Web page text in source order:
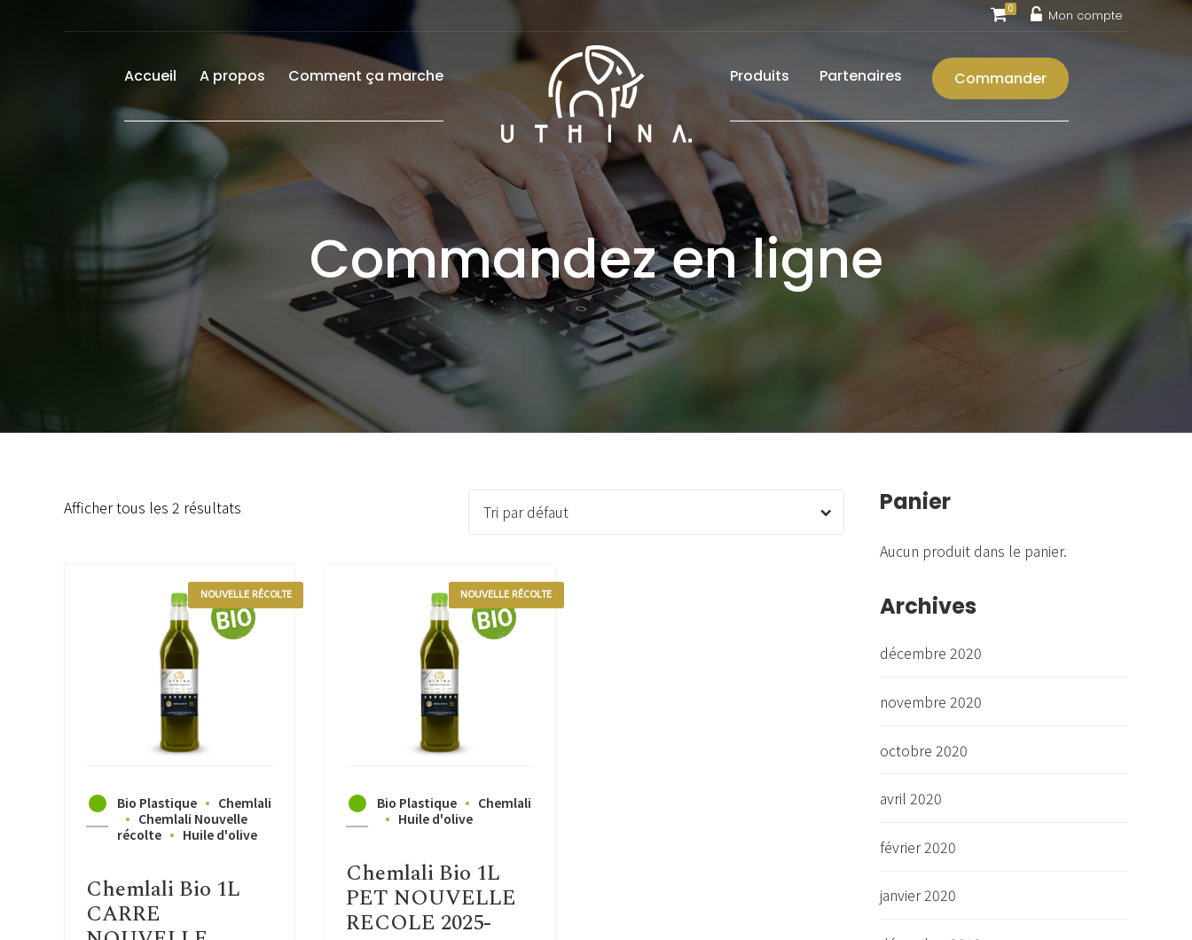
0 Mon compte
Accueil A propos Comment ça marche Produits Partenaires Commander
Commandez en ligne
Afficher tous les 2 résultats Tri par défaut
NOUVELLE RÉCOLTE
Bio Plastique
Chemlali
Chemlali Nouvelle
récolte
Huile d'olive
Chemlali Bio 1L
CARRE
NOUVELLE RÉCOLTE
Bio Plastique
Chemlali
Huile d'olive
Chemlali Bio 1L
PET NOUVELLE
RECOLE 2025-
Panier
Aucun produit dans le panier.
Archives
décembre 2020
novembre 2020
octobre 2020
avril 2020
février 2020
janvier 2020